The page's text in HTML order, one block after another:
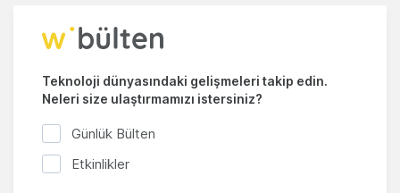
Teknoloji dünyasındaki gelişmeleri takip edin.
Neleri size ulaştırmamızı istersiniz?
Günlük Bülten
Etkinlikler